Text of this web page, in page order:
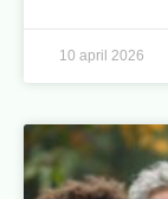
10 april 2026